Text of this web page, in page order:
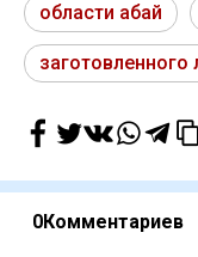
области абай
заготовленного
0Комментариев